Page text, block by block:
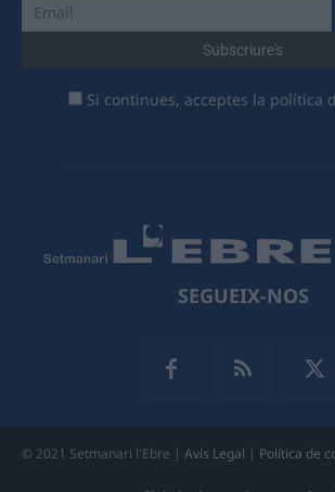
Si continues, acceptes la política
SEGUEIX-NOS
© 2021 Setmanari l'Ebre | Avís Legal | Política de